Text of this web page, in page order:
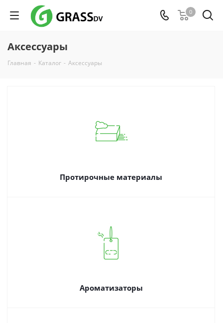
0
Аксессуары
Главная - Каталог - Аксессуары
Протирочные материалы
Ароматизаторы